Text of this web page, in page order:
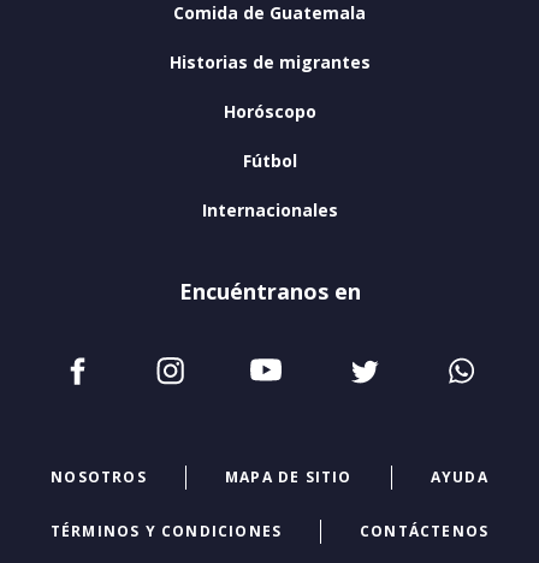
Comida de Guatemala
Historias de migrantes
Horóscopo
Fútbol
Internacionales
Encuéntranos en
NOSOTROS MAPA DE SITIO AYUDA
TÉRMINOS Y CONDICIONES CONTÁCTENOS